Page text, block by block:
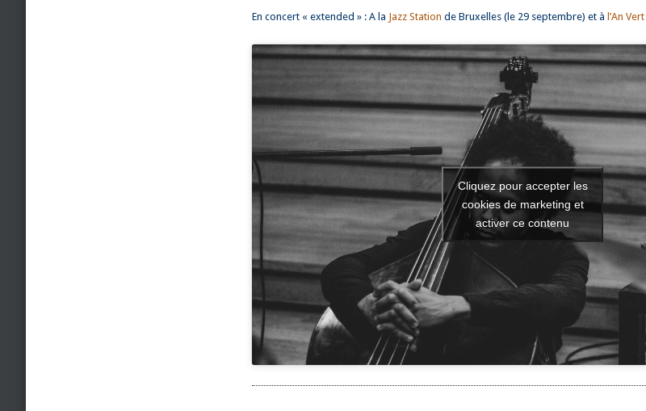
En concert « extended » : A la Jazz Station de Bruxelles (le 29 septembre) et à l’An Vert
Cliquez pour accepter les
cookies de marketing et
activer ce contenu